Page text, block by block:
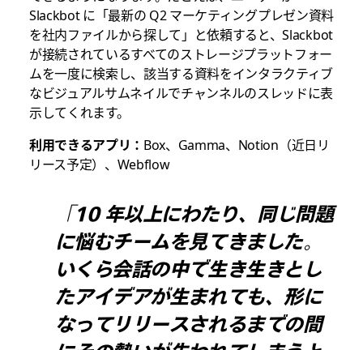
Slackbot に 「最新の Q2 マーケティングプレゼン資料
を社内ファイルから探して」 と依頼すると、Slackbot
が接続されているすべてのストレージプラットフォー
ムを一度に検索し、該当する資料をインタラクティブ
なビジュアルサムネイルでチャンネルのスレッドに表
示してくれます。
利用できるアプリ： Box、Gamma、Notion（近日リ
リース予定）、Webflow
「10 年以上にわたり、同じ問題
に悩むチームを見てきました。
いくら会話の中で生き生きとし
たアイデアが生まれても、形に
なってリリースされるまでの間